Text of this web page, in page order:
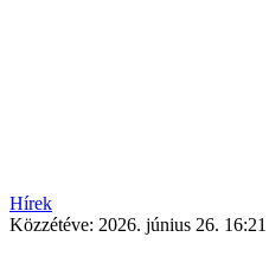
Hírek
Közzétéve: 2026. június 26. 16:21